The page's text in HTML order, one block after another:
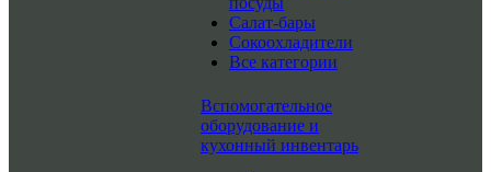
Салат-бары
Сокоохладители
Все категории
Вспомогательное
оборудование и
кухонный инвентарь